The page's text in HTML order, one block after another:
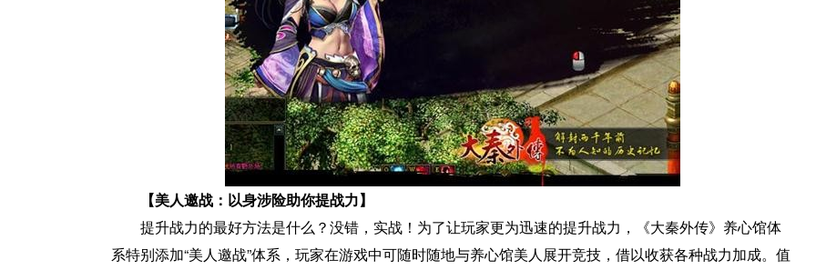
【美人邀战：以身涉险助你提战力】
提升战力的最好方法是什么？没错，实战！为了让玩家更为迅速的提升战力，《大秦外传》养心馆体
系特别添加“美人邀战”体系，玩家在游戏中可随时随地与养心馆美人展开竞技，借以收获各种战力加成。值